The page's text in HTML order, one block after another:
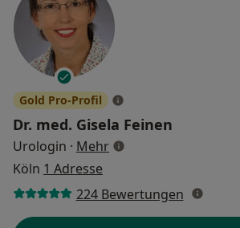
Gold Pro-Profil
Dr. med. Gisela Feinen
Urologin · Mehrüber Spezialisierungen
Köln 1 Adresse
224 Bewertungen